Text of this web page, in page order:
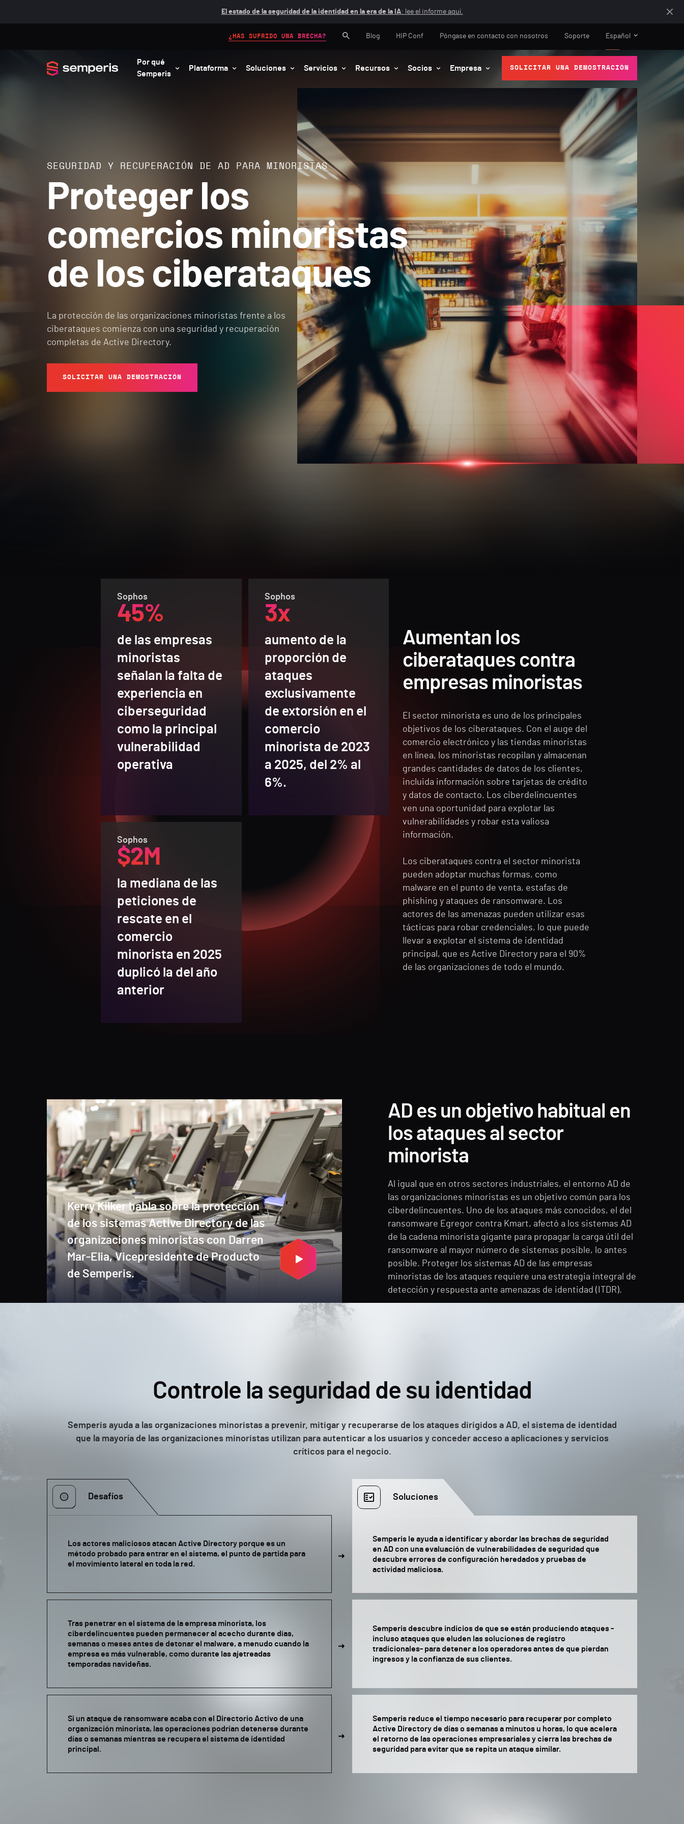
El estado de la seguridad de la identidad en la era de la IA: lee el informe aquí.
Por qué
Semperis
Plataforma Soluciones Servicios Recursos Socios Empresa SOLICITAR UNA DEMOSTRACIÓN
¿HAS SUFRIDO UNA BRECHA? Blog HIP Conf Póngase en contacto con nosotros Soporte Español
SEGURIDAD Y RECUPERACIÓN DE AD PARA MINORISTAS
Proteger los
comercios minoristas
de los ciberataques
La protección de las organizaciones minoristas frente a los
ciberataques comienza con una seguridad y recuperación
completas de Active Directory.
SOLICITAR UNA DEMOSTRACIÓN
Aumentan los
ciberataques contra
empresas minoristas
El sector minorista es uno de los principales
objetivos de los ciberataques. Con el auge del
comercio electrónico y las tiendas minoristas
en línea, los minoristas recopilan y almacenan
grandes cantidades de datos de los clientes,
incluida información sobre tarjetas de crédito
y datos de contacto. Los ciberdelincuentes
ven una oportunidad para explotar las
vulnerabilidades y robar esta valiosa
información.
Los ciberataques contra el sector minorista
pueden adoptar muchas formas, como
malware en el punto de venta, estafas de
phishing y ataques de ransomware. Los
actores de las amenazas pueden utilizar esas
tácticas para robar credenciales, lo que puede
llevar a explotar el sistema de identidad
principal, que es Active Directory para el 90%
de las organizaciones de todo el mundo.
Sophos
45%
de las empresas
minoristas
señalan la falta de
experiencia en
ciberseguridad
como la principal
vulnerabilidad
operativa
Sophos
3x
aumento de la
proporción de
ataques
exclusivamente
de extorsión en el
comercio
minorista de 2023
a 2025, del 2% al
6%.
Sophos
$2M
la mediana de las
peticiones de
rescate en el
comercio
minorista en 2025
duplicó la del año
anterior
Kerry Kilker habla sobre la protección
de los sistemas Active Directory de las
organizaciones minoristas con Darren
Mar-Elia, Vicepresidente de Producto
de Semperis.
AD es un objetivo habitual en
los ataques al sector
minorista
Al igual que en otros sectores industriales, el entorno AD de
las organizaciones minoristas es un objetivo común para los
ciberdelincuentes. Uno de los ataques más conocidos, el del
ransomware Egregor contra Kmart, afectó a los sistemas AD
de la cadena minorista gigante para propagar la carga útil del
ransomware al mayor número de sistemas posible, lo antes
posible. Proteger los sistemas AD de las empresas
minoristas de los ataques requiere una estrategia integral de
detección y respuesta ante amenazas de identidad (ITDR).
Controle la seguridad de su identidad
Semperis ayuda a las organizaciones minoristas a prevenir, mitigar y recuperarse de los ataques dirigidos a AD, el sistema de identidad
que la mayoría de las organizaciones minoristas utilizan para autenticar a los usuarios y conceder acceso a aplicaciones y servicios
críticos para el negocio.
Desafíos Soluciones
Los actores maliciosos atacan Active Directory porque es un
método probado para entrar en el sistema, el punto de partida para
el movimiento lateral en toda la red.
Semperis le ayuda a identificar y abordar las brechas de seguridad
en AD con una evaluación de vulnerabilidades de seguridad que
descubre errores de configuración heredados y pruebas de
actividad maliciosa.
Tras penetrar en el sistema de la empresa minorista, los
ciberdelincuentes pueden permanecer al acecho durante días,
semanas o meses antes de detonar el malware, a menudo cuando la
empresa es más vulnerable, como durante las ajetreadas
temporadas navideñas.
Semperis descubre indicios de que se están produciendo ataques -
incluso ataques que eluden las soluciones de registro
tradicionales- para detener a los operadores antes de que pierdan
ingresos y la confianza de sus clientes.
Si un ataque de ransomware acaba con el Directorio Activo de una
organización minorista, las operaciones podrían detenerse durante
días o semanas mientras se recupera el sistema de identidad
principal.
Semperis reduce el tiempo necesario para recuperar por completo
Active Directory de días o semanas a minutos u horas, lo que acelera
el retorno de las operaciones empresariales y cierra las brechas de
seguridad para evitar que se repita un ataque similar.